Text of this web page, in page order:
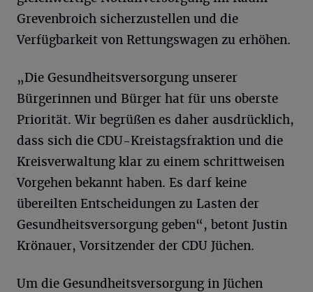
Grevenbroich sicherzustellen und die
Verfügbarkeit von Rettungswagen zu erhöhen.
„Die Gesundheitsversorgung unserer
Bürgerinnen und Bürger hat für uns oberste
Priorität. Wir begrüßen es daher ausdrücklich,
dass sich die CDU-Kreistagsfraktion und die
Kreisverwaltung klar zu einem schrittweisen
Vorgehen bekannt haben. Es darf keine
übereilten Entscheidungen zu Lasten der
Gesundheitsversorgung geben“, betont Justin
Krönauer, Vorsitzender der CDU Jüchen.
Um die Gesundheitsversorgung in Jüchen